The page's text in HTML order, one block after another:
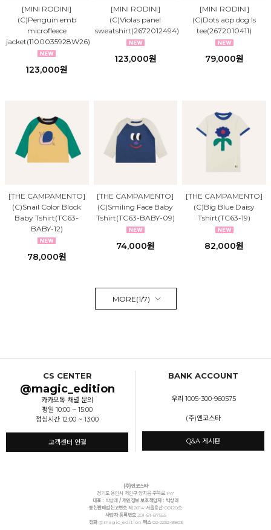
[MINI RODINI]
(C)Penguin emb
microfleece
jacket(1100035928W26)
123,000원
[MINI RODINI]
(C)Violas panel
sweatshirt(2672012494)
123,000원
[MINI RODINI]
(C)Dots aop dog ls
tee(2672010411)
79,000원
[THE CAMPAMENTO]
(C)Snail Color Block
Baby Tshirt(TC63-
BABY-12)
78,000원
[THE CAMPAMENTO]
(C)Smiling Face Baby
Tshirt(TC63-BABY-09)
74,000원
[THE CAMPAMENTO]
(C)Big Blue Daisy
Tshirt(TC63-19)
82,000원
MORE(1/7)
CS CENTER
@magic_edition
카카오톡 채널 문의
평일 10:00 ~ 15:00
점심시간 12:00 ~ 13:00
고객센터 연결
BANK ACCOUNT
우리 1005-300-960575
(주)엔코스타
Q&A 게시판
(주)엔코스타
경기도 용인시 처인구 양지읍 주북로 147
대표 : 박상래 / 개인정보 보호책임자 : 박상래
통신판매업신고번호 제 2014-서울용산-00120호
사업자 등록번호201-81-87555
전화@magic_edition 팩스02-2232-9803